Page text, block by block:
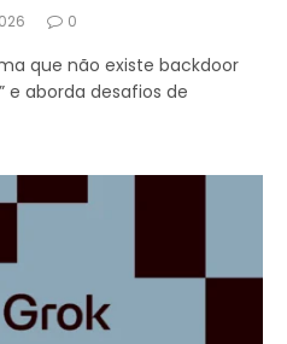
0
que não existe backdoor
e aborda desafios de